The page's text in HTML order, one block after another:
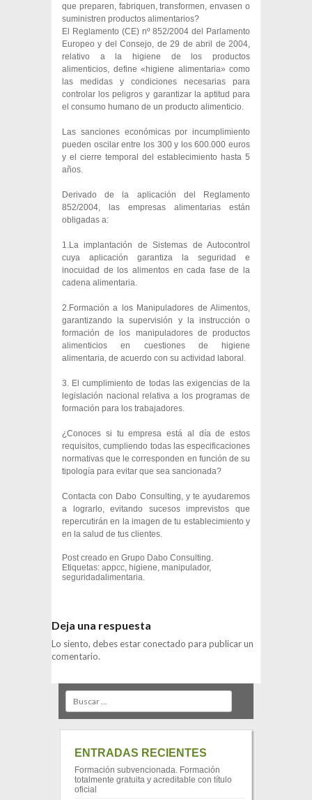
que preparen, fabriquen, transformen, envasen o
suministren productos alimentarios?
El Reglamento (CE) nº 852/2004 del Parlamento
Europeo y del Consejo, de 29 de abril de 2004,
relativo a la higiene de los productos
alimenticios, define «higiene alimentaria» como
las medidas y condiciones necesarias para
controlar los peligros y garantizar la aptitud para
el consumo humano de un producto alimenticio.
Las sanciones económicas por incumplimiento
pueden oscilar entre los 300 y los 600.000 euros
y el cierre temporal del establecimiento hasta 5
años.
Derivado de la aplicación del Reglamento
852/2004, las empresas alimentarias están
obligadas a:
1.La implantación de Sistemas de Autocontrol
cuya aplicación garantiza la seguridad e
inocuidad de los alimentos en cada fase de la
cadena alimentaria.
2.Formación a los Manipuladores de Alimentos,
garantizando la supervisión y la instrucción o
formación de los manipuladores de productos
alimenticios en cuestiones de higiene
alimentaria, de acuerdo con su actividad laboral.
3. El cumplimiento de todas las exigencias de la
legislación nacional relativa a los programas de
formación para los trabajadores.
¿Conoces si tu empresa está al día de estos
requisitos, cumpliendo todas las especificaciones
normativas que le corresponden en función de su
tipología para evitar que sea sancionada?
Contacta con Dabo Consulting, y te ayudaremos
a lograrlo, evitando sucesos imprevistos que
repercutirán en la imagen de tu establecimiento y
en la salud de tus clientes.
Post creado en Grupo Dabo Consulting.
Etiquetas: appcc, higiene, manipulador,
seguridadalimentaria.
Deja una respuesta
Lo siento, debes estar conectado para publicar un
comentario.
ENTRADAS RECIENTES
Formación subvencionada. Formación
totalmente gratuita y acreditable con título
oficial